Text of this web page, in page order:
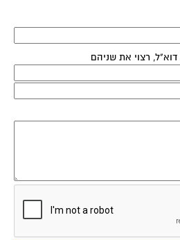
רצוי את שניהם